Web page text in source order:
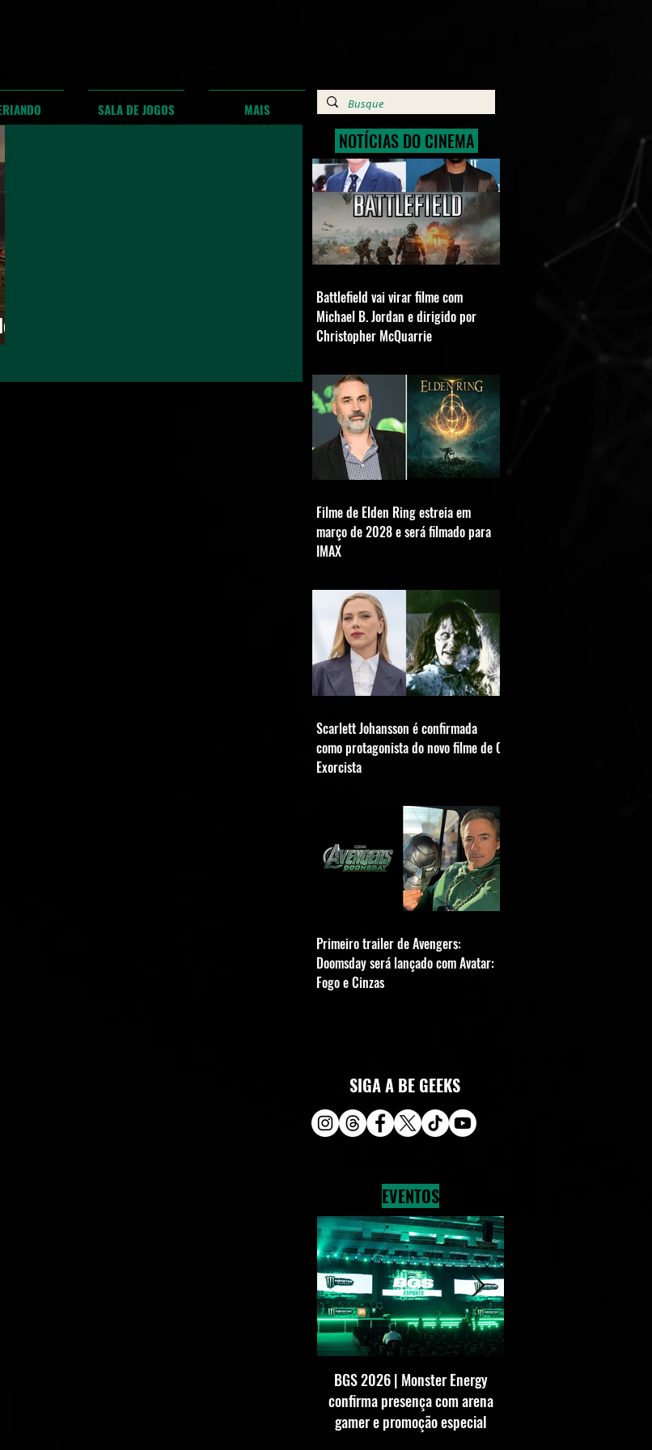
SALA DE JOGOS MAIS
NOTÍCIAS DO CINEMA
Battlefield vai virar filme com
Michael B. Jordan e dirigido por
Christopher McQuarrie
Filme de Elden Ring estreia em
março de 2028 e será filmado para
IMAX
Scarlett Johansson é confirmada
como protagonista do novo filme de O
Exorcista
Primeiro trailer de Avengers:
Doomsday será lançado com Avatar:
Fogo e Cinzas
SIGA A BE GEEKS
EVENTOS
BGS 2026 | Monster Energy
confirma presença com arena
gamer e promoção especial